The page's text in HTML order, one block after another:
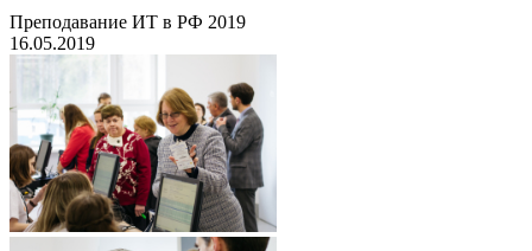
Преподавание ИТ в РФ 2019
16.05.2019